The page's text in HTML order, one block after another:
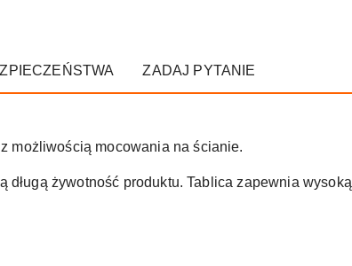
ZADAJ PYTANIE
możliwością mocowania na ścianie.
żywotność produktu. Tablica zapewnia wysoką